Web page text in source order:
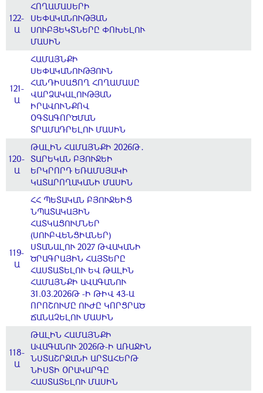
122-
Ա
ՀՈՂԱՄԱՍԵՐԻ
ՍԵՓԱԿԱՆՈՒԹՅԱՆ
ՍՈՒԲՅԵԿՏՆԵՐԸ ՓՈԽԵԼՈՒ
ՄԱՍԻՆ
121-
Ա
ՀԱՄԱՅՆՔԻ
ՍԵՓԱԿԱՆՈՒԹՅՈՒՆ
ՀԱՆԴԻՍԱՑՈՂ ՀՈՂԱՄԱՍԸ
ՎԱՐՁԱԿԱԼՈՒԹՅԱՆ
ԻՐԱՎՈՒՆՔՈՎ
ՕԳՏԱԳՈՐԾՄԱՆ
ՏՐԱՄԱԴՐԵԼՈՒ ՄԱՍԻՆ
120-
Ա
ԹԱԼԻՆ ՀԱՄԱՅՆՔԻ 2026Թ․
ՏԱՐԵԿԱՆ ԲՅՈՒՋԵԻ
ԵՐԿՐՈՐԴ ԵՌԱՄՍՅԱԿԻ
ԿԱՏԱՐՈՂԱԿԱՆԻ ՄԱՍԻՆ
119-
Ա
ՀՀ ՊԵՏԱԿԱՆ ԲՅՈՒՋԵԻՑ
ՆՊԱՏԱԿԱՅԻՆ
ՀԱՏԿԱՑՈՒՄՆԵՐ
(ՍՈՒԲՎԵՆՑԻԱՆԵՐ)
ՍՏԱՆԱԼՈՒ 2027 ԹՎԱԿԱՆԻ
ԾՐԱԳՐԱՅԻՆ ՀԱՅՏԵՐԸ
ՀԱՍՏԱՏԵԼՈՒ ԵՎ ԹԱԼԻՆ
ՀԱՄԱՅՆՔԻ ԱՎԱԳԱՆՈՒ
31.03.2026Թ -Ի ԹԻՎ 43-Ա
ՈՐՈՇՈՒՄԸ ՈՒԺԸ ԿՈՐՑՐԱԾ
ՃԱՆԱՉԵԼՈՒ ՄԱՍԻՆ
118-
Ա
ԹԱԼԻՆ ՀԱՄԱՅՆՔԻ
ԱՎԱԳԱՆՈՒ 2026Թ-Ի ԱՌԱՋԻՆ
ՆՍՏԱՇՐՋԱՆԻ ԱՐՏԱՀԵՐԹ
ՆԻՍՏԻ ՕՐԱԿԱՐԳԸ
ՀԱՍՏԱՏԵԼՈՒ ՄԱՍԻՆ